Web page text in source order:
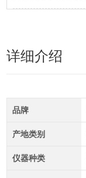
详细介绍
品牌
产地类别
仪器种类